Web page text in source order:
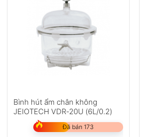
Bình hút ẩm chân không
JEIOTECH VDR-20U (6L/0.2)
Đã bán 173